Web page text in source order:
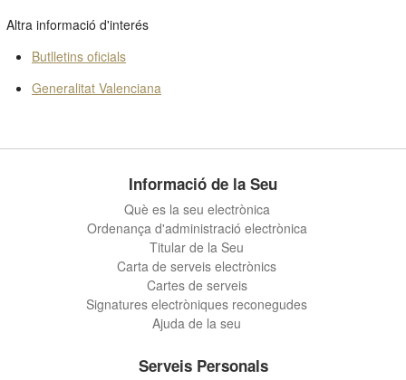
Altra informació d'interés
Butlletins oficials
Generalitat Valenciana
Informació de la Seu
Què es la seu electrònica
Ordenança d'administració electrònica
Titular de la Seu
Carta de serveis electrònics
Cartes de serveis
Signatures electròniques reconegudes
Ajuda de la seu
Serveis Personals